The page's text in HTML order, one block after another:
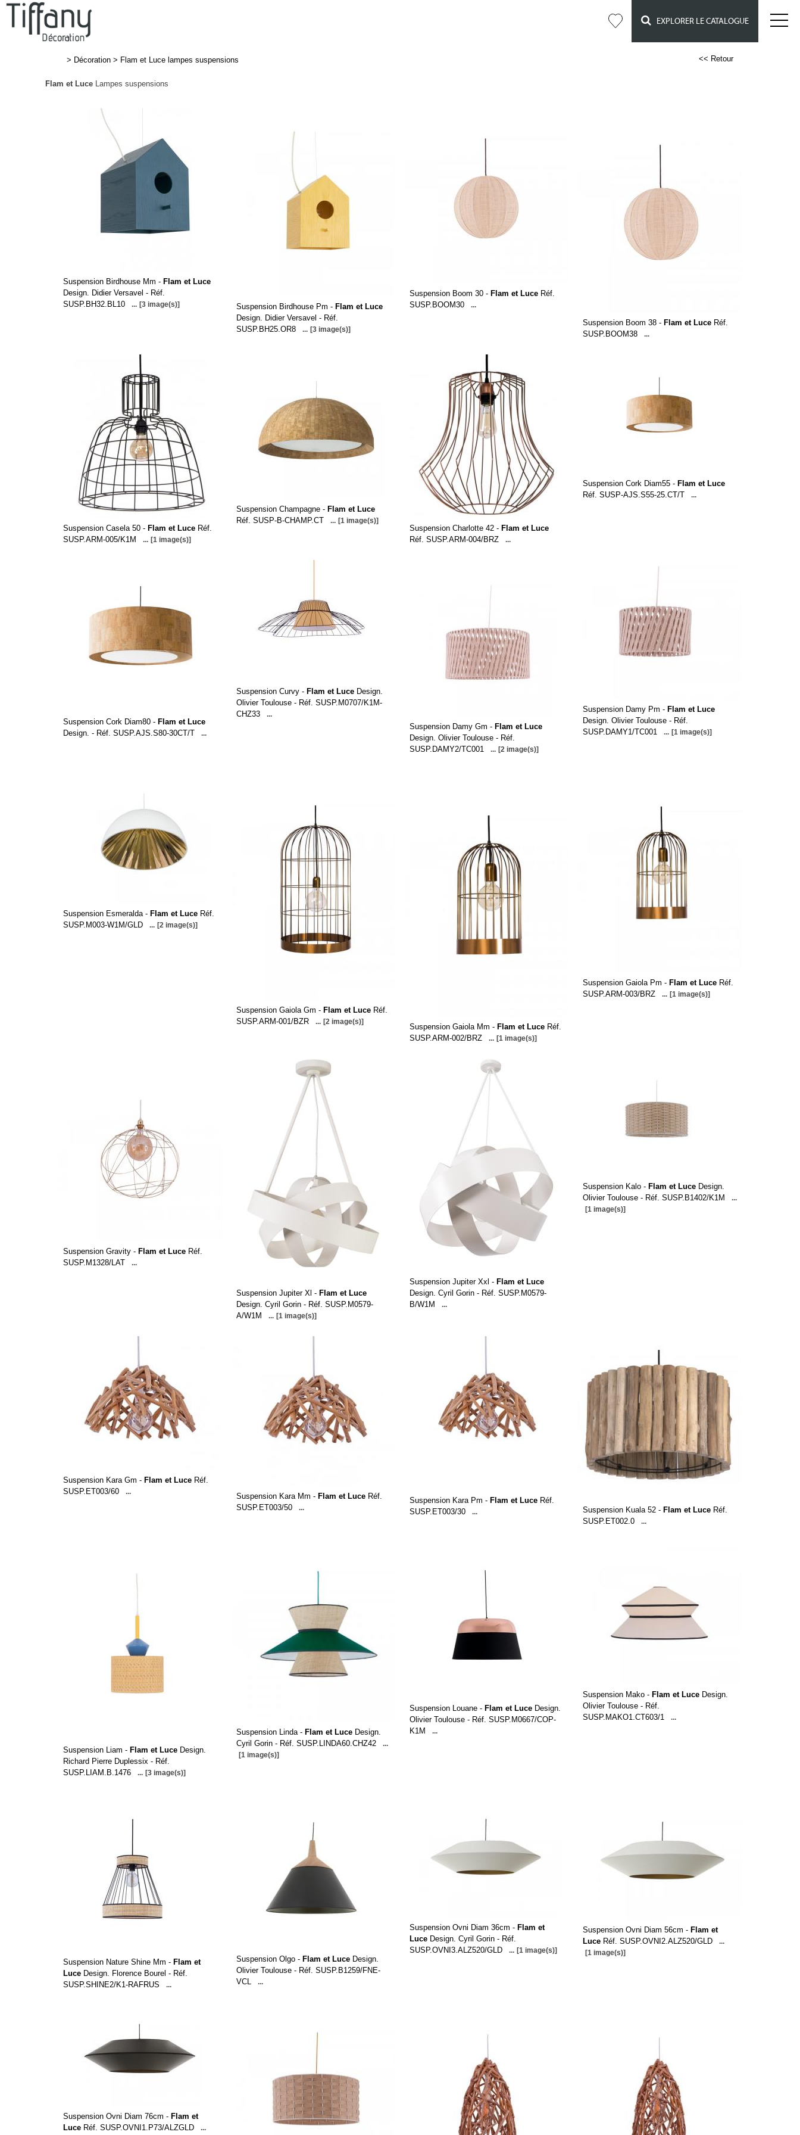
EXPLORER LE CATALOGUE
> Décoration > Flam et Luce lampes suspensions << Retour
Flam et Luce Lampes suspensions
Suspension Birdhouse Mm - Flam et Luce
Design. Didier Versavel - Réf.
SUSP.BH32.BL10
... [3 image(s)] Suspension Birdhouse Pm - Flam et Luce
Design. Didier Versavel - Réf.
SUSP.BH25.OR8
... [3 image(s)]
Suspension Boom 30 - Flam et Luce Réf.
SUSP.BOOM30
...
Suspension Boom 38 - Flam et Luce Réf.
SUSP.BOOM38
...
Suspension Casela 50 - Flam et Luce Réf.
SUSP.ARM-005/K1M
... [1 image(s)]
Suspension Champagne - Flam et Luce
Réf. SUSP-B-CHAMP.CT
... [1 image(s)]
Suspension Charlotte 42 - Flam et Luce
Réf. SUSP.ARM-004/BRZ
...
Suspension Cork Diam55 - Flam et Luce
Réf. SUSP-AJS.S55-25.CT/T
...
Suspension Cork Diam80 - Flam et Luce
Design. - Réf. SUSP.AJS.S80-30CT/T
...
Suspension Curvy - Flam et Luce Design.
Olivier Toulouse - Réf. SUSP.M0707/K1M-
CHZ33
...
Suspension Damy Gm - Flam et Luce
Design. Olivier Toulouse - Réf.
SUSP.DAMY2/TC001
... [2 image(s)]
Suspension Damy Pm - Flam et Luce
Design. Olivier Toulouse - Réf.
SUSP.DAMY1/TC001
... [1 image(s)]
Suspension Esmeralda - Flam et Luce Réf.
SUSP.M003-W1M/GLD
... [2 image(s)]
Suspension Gaiola Gm - Flam et Luce Réf.
SUSP.ARM-001/BZR
... [2 image(s)]
Suspension Gaiola Mm - Flam et Luce Réf.
SUSP.ARM-002/BRZ
... [1 image(s)]
Suspension Gaiola Pm - Flam et Luce Réf.
SUSP.ARM-003/BRZ
... [1 image(s)]
Suspension Gravity - Flam et Luce Réf.
SUSP.M1328/LAT
...
Suspension Jupiter Xl - Flam et Luce
Design. Cyril Gorin - Réf. SUSP.M0579-
A/W1M
... [1 image(s)]
Suspension Jupiter Xxl - Flam et Luce
Design. Cyril Gorin - Réf. SUSP.M0579-
B/W1M
...
Suspension Kalo - Flam et Luce Design.
Olivier Toulouse - Réf. SUSP.B1402/K1M
...
[1 image(s)]
Suspension Kara Gm - Flam et Luce Réf.
SUSP.ET003/60
... Suspension Kara Mm - Flam et Luce Réf.
SUSP.ET003/50
...
Suspension Kara Pm - Flam et Luce Réf.
SUSP.ET003/30
... Suspension Kuala 52 - Flam et Luce Réf.
SUSP.ET002.0
...
Suspension Liam - Flam et Luce Design.
Richard Pierre Duplessix - Réf.
SUSP.LIAM.B.1476
... [3 image(s)]
Suspension Linda - Flam et Luce Design.
Cyril Gorin - Réf. SUSP.LINDA60.CHZ42
...
[1 image(s)]
Suspension Louane - Flam et Luce Design.
Olivier Toulouse - Réf. SUSP.M0667/COP-
K1M
...
Suspension Mako - Flam et Luce Design.
Olivier Toulouse - Réf.
SUSP.MAKO1.CT603/1
...
Suspension Nature Shine Mm - Flam et
Luce Design. Florence Bourel - Réf.
SUSP.SHINE2/K1-RAFRUS
...
Suspension Olgo - Flam et Luce Design.
Olivier Toulouse - Réf. SUSP.B1259/FNE-
VCL
...
Suspension Ovni Diam 36cm - Flam et
Luce Design. Cyril Gorin - Réf.
SUSP.OVNI3.ALZ520/GLD
... [1 image(s)]
Suspension Ovni Diam 56cm - Flam et
Luce Réf. SUSP.OVNI2.ALZ520/GLD
...
[1 image(s)]
Suspension Ovni Diam 76cm - Flam et
Luce Réf. SUSP.OVNI1.P73/ALZGLD ...